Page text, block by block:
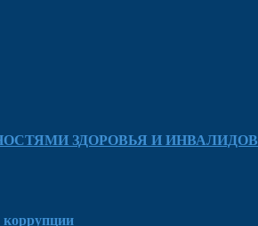
ЗДОРОВЬЯ И ИНВАЛИДОВ